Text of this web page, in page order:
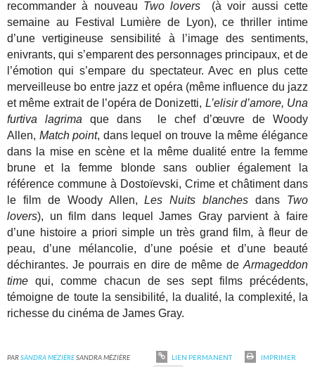
recommander à nouveau Two lovers
(à voir aussi cette
semaine au Festival Lumière de Lyon), ce thriller intime
d’une vertigineuse sensibilité à l’image des sentiments,
enivrants, qui s’emparent des personnages principaux, et de
l’émotion qui s’empare du spectateur. Avec en plus cette
merveilleuse bo entre jazz et opéra (même influence du jazz
et même extrait de l’opéra de Donizetti, L’elisir d’amore, Una
furtiva lagrima que dans le chef d’œuvre de Woody
Allen, Match point, dans lequel on trouve la même élégance
dans la mise en scène et la même dualité entre la femme
brune et la femme blonde sans oublier également la
référence commune à Dostoïevski, Crime et châtiment dans
le film de Woody Allen,Les Nuits blanchesdans Two
lovers), un film dans lequel James Gray parvient à faire
d’une histoire a priori simple un très grand film, à fleur de
peau, d’une mélancolie, d’une poésie et d’une beauté
déchirantes. Je pourrais en dire de même de Armageddon
time qui, comme chacun de ses sept films précédents,
témoigne de toute la sensibilité, la dualité, la complexité, la
richesse du cinéma de James Gray.
PARSANDRA MÉZIÈRESANDRA MÉZIÈRE LIEN PERMANENT
IMPRIMER